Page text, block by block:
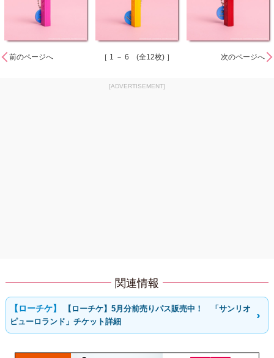
前のページへ ［ 1 － 6 (全12枚) ］ 次のページへ
[ADVERTISEMENT]
関連情報
【ローチケ】5月分前売りパス販売中！ 「サンリオ
ピューロランド」チケット詳細